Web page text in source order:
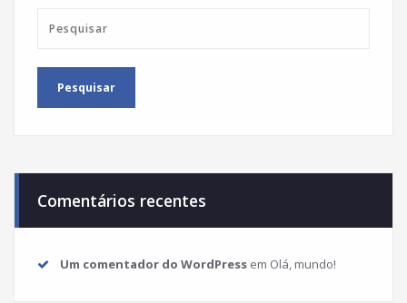
Comentários recentes
Um comentador do WordPress em Olá, mundo!